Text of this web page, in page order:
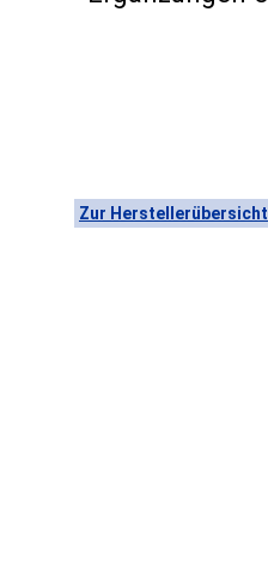
Zur Herstellerübersicht